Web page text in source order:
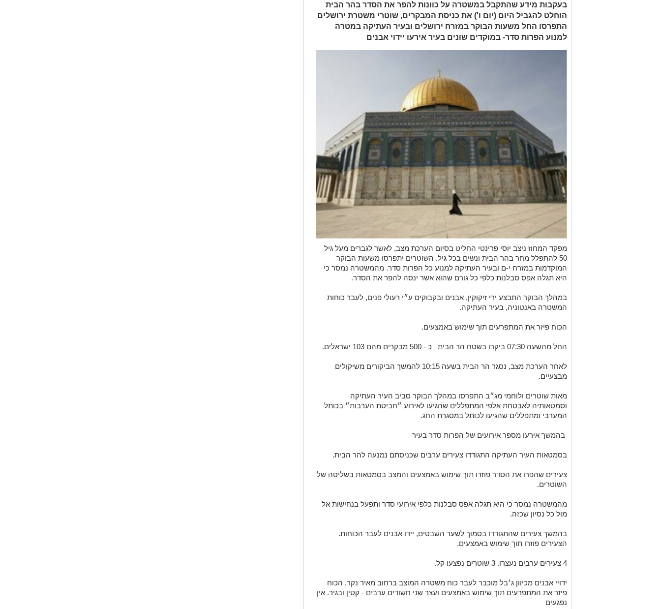
בעקבות מידע שהתקבל במשטרה על כוונות להפר את הסדר בהר הבית
הוחלט להגביל היום (יום ו') את כניסת המבקרים, שוטרי משטרת ירושלים
התפרסו החל משעות הבוקר במזרח ירושלים ובעיר העתיקה במטרה
למנוע הפרות סדר- במוקדים שונים בעיר אירעו יידוי אבנים
מפקד המחוז ניצב יוסי פרינטי החליט בסיום הערכת מצב, לאשר לגברים מעל גיל
50 להתפלל מחר בהר הבית ונשים בכל גיל. השוטרים יתפרסו משעות הבוקר
המוקדמות במזרח י-ם ובעיר העתיקה למנוע כל הפרות סדר. מהמשטרה נמסר כי
היא תגלה אפס סבלנות כלפי כל גורם שהוא אשר ינסה להפר את הסדר.
במהלך הבוקר התבצע ירי זיקוקין, אבנים ובקבוקים ע״י רעולי פנים, לעבר כוחות
המשטרה באנטוניה, בעיר העתיקה.
הכוח פיזר את המתפרעים תוך שימוש באמצעים.
החל מהשעה 07:30 ביקרו בשטח הר הבית כ - 500 מבקרים מהם 103 ישראלים.
לאחר הערכת מצב, נסגר הר הבית בשעה 10:15 להמשך הביקורים משיקולים
מבצעיים.
מאות שוטרים ולוחמי מג״ב התפרסו במהלך הבוקר סביב העיר העתיקה
וסמטאותיה לאבטחת אלפי המתפללים שהגיעו לאירוע ״חביטת הערבות״ בכותל
המערבי ומתפללים שהגיעו לכותל במסגרת החג.
בהמשך אירעו מספר אירועים של הפרות סדר בעיר
בסמטאות העיר העתיקה התגודדו צעירים ערבים שכניסתם נמנעה להר הבית.
צעירים שהפרו את הסדר פוזרו תוך שימוש באמצעים והמצב בסמטאות בשליטה של
השוטרים.
מהמשטרה נמסר כי היא תגלה אפס סבלנות כלפי אירועי סדר ותפעל בנחישות אל
מול כל נסיון שכזה.
בהמשך צעירים שהתגודדו בסמוך לשער השבטים, יידו אבנים לעבר הכוחות.
הצעירים פוזרו תוך שימוש באמצעים.
4 צעירים ערבים נעצרו. 3 שוטרים נפצעו קל.
ידויי אבנים מכיוון ג׳בל מוכבר לעבר כוח משטרה המוצב ברחוב מאיר נקר, הכוח
פיזר את המתפרעים תוך שימוש באמצעים ועצר שני חשודים ערבים - קטין ובגיר. אין
נפגעים